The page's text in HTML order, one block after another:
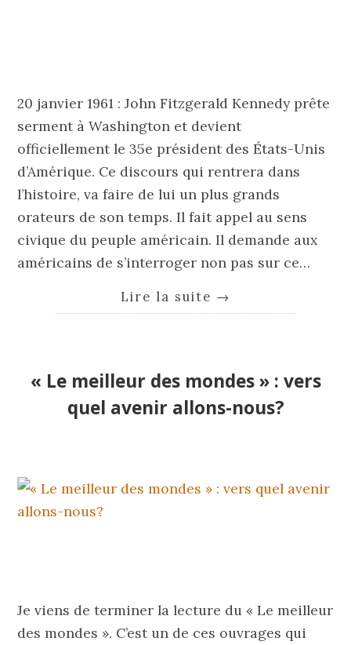
20 janvier 1961 : John Fitzgerald Kennedy prête
serment à Washington et devient
officiellement le 35e président des États-Unis
d’Amérique. Ce discours qui rentrera dans
l’histoire, va faire de lui un plus grands
orateurs de son temps. Il fait appel au sens
civique du peuple américain. Il demande aux
américains de s’interroger non pas sur ce…
Lire la suite →
« Le meilleur des mondes » : vers
quel avenir allons-nous?
Je viens de terminer la lecture du « Le meilleur
des mondes ». C’est un de ces ouvrages qui